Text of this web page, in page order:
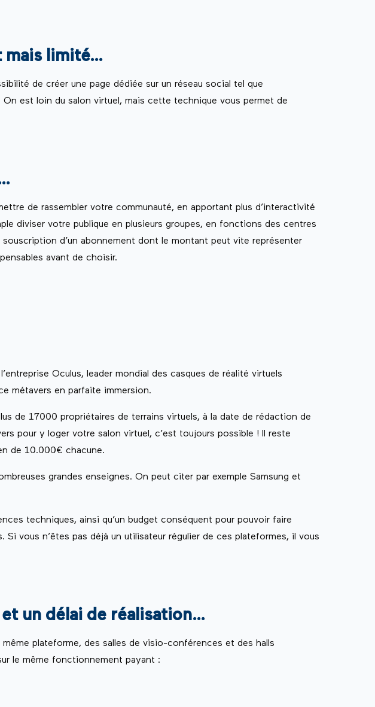
mais limité…
de créer une page dédiée sur un réseau social tel que
est loin du salon virtuel, mais cette technique vous permet de
de rassembler votre communauté, en apportant plus d’interactivité
diviser votre publique en plusieurs groupes, en fonctions des centres
d’un abonnement dont le montant peut vite représenter
avant de choisir.
Oculus, leader mondial des casques de réalité virtuels
métavers en parfaite immersion.
de 17000 propriétaires de terrains virtuels, à la date de rédaction de
pour y loger votre salon virtuel, c’est toujours possible ! Il reste
de 10.000€ chacune.
grandes enseignes. On peut citer par exemple Samsung et
techniques, ainsi qu’un budget conséquent pour pouvoir faire
vous n’êtes pas déjà un utilisateur régulier de ces plateformes, il vous
un délai de réalisation…
plateforme, des salles de visio-conférences et des halls
le même fonctionnement payant :